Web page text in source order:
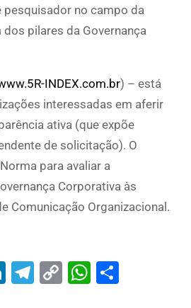
pesquisador no campo da
pilares da Governança
INDEX.com.br) – está
interessadas em aferir
ativa (que expõe
de solicitação). O
para avaliar a
Corporativa às
Comunicação Organizacional.
LinkedIn
Telegram
Copy